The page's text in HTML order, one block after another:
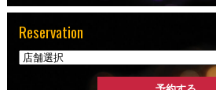
Reservation